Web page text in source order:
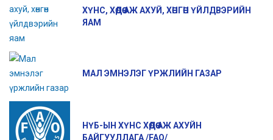
ХҮНС, ХӨДӨӨ АЖ АХУЙ, ХӨНГӨН ҮЙЛДВЭРИЙН
ЯАМ
МАЛ ЭМНЭЛЭГ ҮРЖЛИЙН ГАЗАР
НҮБ-ЫН ХҮНС ХӨДӨӨ АЖ АХУЙН
БАЙГУУЛЛАГА /FAO/